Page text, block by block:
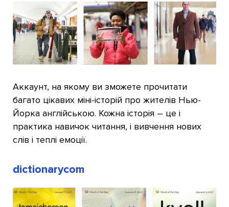
Аккаунт, на якому ви зможете прочитати
багато цікавих міні-історій про жителів Нью-
Йорка англійською. Кожна історія – це і
практика навичок читання, і вивчення нових
слів і теплі емоції.
dictionarycom